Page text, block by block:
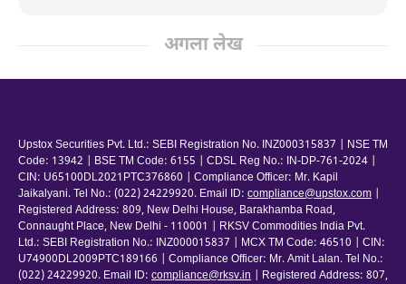
अगला लेख
Upstox Securities Pvt. Ltd.: SEBI Registration No. INZ000315837 | NSE TM
Code: 13942 | BSE TM Code: 6155 | CDSL Reg No.: IN-DP-761-2024 |
CIN: U65100DL2021PTC376860 | Compliance Officer: Mr. Kapil
Jaikalyani. Tel No.: (022) 24229920. Email ID: compliance@upstox.com
Registered Address: 809, New Delhi House, Barakhamba Road,
Connaught Place, New Delhi - 110001 | RKSV Commodities India Pvt.
Ltd.: SEBI Registration No.: INZ000015837 | MCX TM Code: 46510 | CIN:
U74900DL2009PTC189166 | Compliance Officer: Mr. Amit Lalan. Tel No.:
(022) 24229920. Email ID: compliance@rksv.in
| Registered Address: 807,